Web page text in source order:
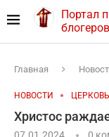
Портал
Главная
НОВОСТИ
Христос